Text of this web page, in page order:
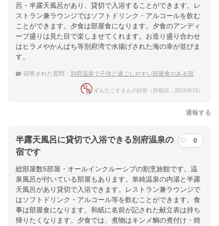
呂・半露天風呂があり、貸切で入浴することができます。レ
ストラン兼ラウンジではソフトドリンク・アルコールを飲む
ことができます。夕食は部屋食になります。夕食のアンディ
ーブ盛りは見た目で楽しませてくれます。お造り盛り合わせ
はヒラメやかんぱち等別府湾で水揚げされた海の幸が並びま
す。
回答された質問： 別府温泉で子供と過ごしやすい部屋食のある宿
ずんたこすさんの回答（投稿日：2024/8/15）
通報する
半露天風呂に貸切で入浴できる別府温泉の
宿です
0
総部屋数5部屋・オールインクルーシブの割烹旅館です。温
泉風呂が付いている部屋もあります。単純温泉の内湯と半露
天風呂があり貸切で入浴できます。レストラン兼ラウンジで
はソフトドリンク・アルコール等を飲むことができます。食
事は部屋食になります。和紙に名前が記された献立表は持ち
帰りたくなります。夕食では、煮物はキンメ鯛の煮付け・焼